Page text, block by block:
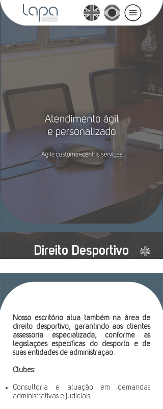
Direito Desportivo
Nosso escritório atua também na área de
direito desportivo, garantindo aos clientes
assessoria especializada, conforme as
legislações específicas do desporto e de
suas entidades de administração.
Clubes:
Consultoria e atuação em demandas
administrativas e judiciais;